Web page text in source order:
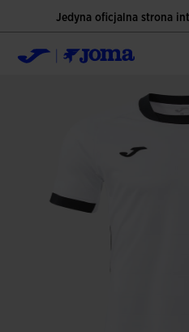
Jedyna oficjalna strona